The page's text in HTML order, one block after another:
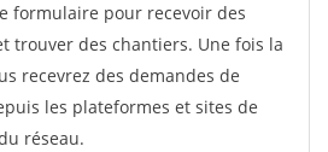
formulaire pour recevoir des
trouver des chantiers. Une fois la
recevrez des demandes de
les plateformes et sites de
réseau.